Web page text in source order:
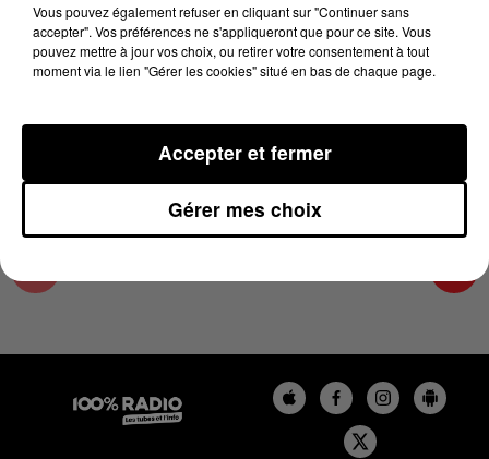
L'AGENDA DU TARN NORD DU 22/11/2023 À
06H47
L'AGENDA DU TARN NORD
Vous pouvez également refuser en cliquant sur "Continuer sans
accepter". Vos préférences ne s'appliqueront que pour ce site. Vous
pouvez mettre à jour vos choix, ou retirer votre consentement à tout
moment via le lien "Gérer les cookies" situé en bas de chaque page.
Gérer mes choix
Accepter et fermer